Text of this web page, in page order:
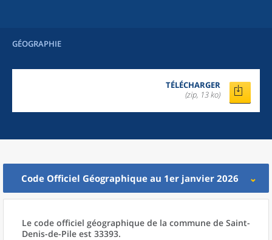
GÉOGRAPHIE
TÉLÉCHARGER
(zip, 13 ko)
Code Officiel Géographique au 1er janvier 2026
Le code officiel géographique de la commune de Saint-
Denis-de-Pile est 33393.